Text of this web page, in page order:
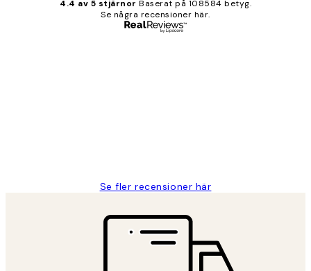
4.4 av 5 stjärnor Baserat på 108584 betyg.
Se några recensioner här.
Se fler recensioner här